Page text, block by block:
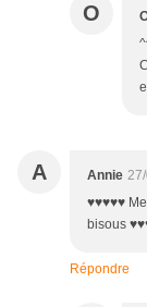
O
A Annie
♥♥♥♥♥
bisous
Répondre